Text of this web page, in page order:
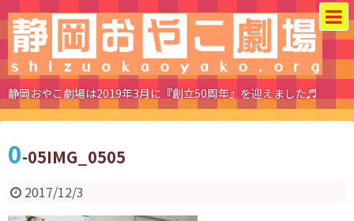
静岡おやこ劇場は2019年3月に『創立50周年』を迎えました♬
0-05IMG_0505
2017/12/3